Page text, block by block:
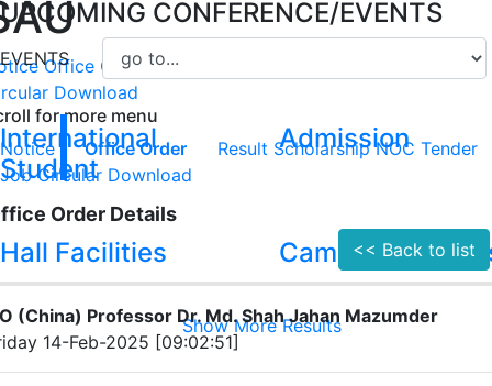
UPCOMING CONFERENCE/EVENTS
EVENTS
International
Student
Admission
Hall Facilities Campus
Show More Results
Office Order Result
Download
for more menu
Notice
Office Order Result Scholarship NOC Tender
Job Circular Download
Order Details
<< Back to list
(China) Professor Dr. Md. Shah Jahan Mazumder
14-Feb-2025 [09:02:51]